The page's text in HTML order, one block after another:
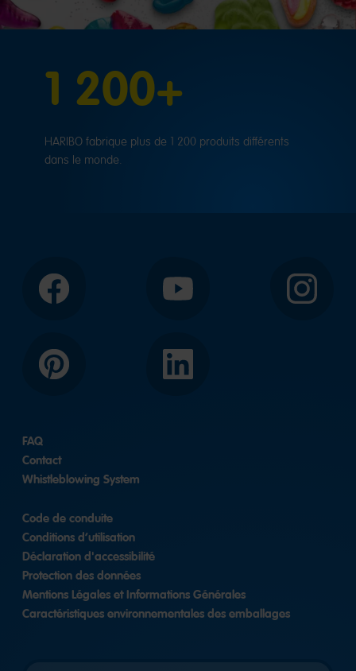
1 200+
HARIBO fabrique plus de 1 200 produits différents
dans le monde.
Facebook YouTube Instagram
Pinterest LinkedIn
FAQ
Contact
Whistleblowing System
Code de conduite
Conditions d’utilisation
Déclaration d'accessibilité
Protection des données
Mentions Légales et Informations Générales
Caractéristiques environnementales des emballages